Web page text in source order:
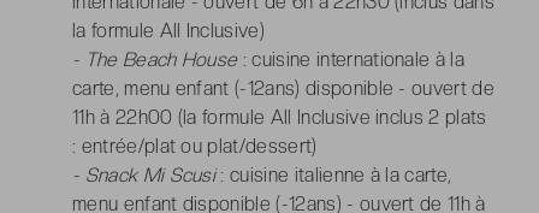
la formule All Inclusive)
- The Beach House: cuisine internationale à la
carte, menu enfant (-12ans) disponible - ouvert de
11h à 22h00 (la formule All Inclusive inclus 2 plats
: entrée/plat ou plat/dessert)
- Snack Mi Scusi: cuisine italienne à la carte,
menu enfant disponible (-12ans) - ouvert de 11h à